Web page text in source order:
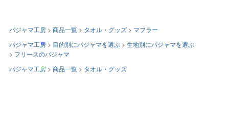
パジャマ工房 商品一覧 タオル・グッズ
マフラー
パジャマ工房
目的別にパジャマを選ぶ
生地別にパジャマを選ぶ
フリースのパジャマ
パジャマ工房
商品一覧 タオル・グッズ